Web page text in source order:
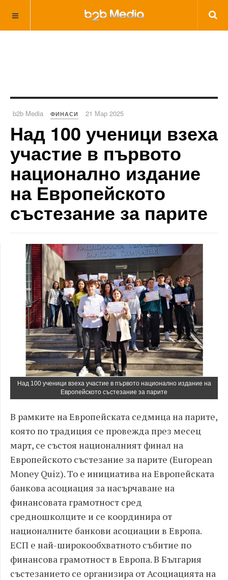
b2b Media ФИНАСИ 21 Мар 2025
Над 100 ученици взеха
участие в първото
национално издание
на Европейското
състезание за парите
Над 100 ученици взеха участие в първото национално издание на
Европейското състезание за парите
В рамките на Европейската седмица на парите,
която по традиция се провежда през месец
март, се състоя националният финал на
Европейското състезание за парите (European
Money Quiz). То е инициатива на Европейската
банкова асоциация за насърчаване на
финансовата грамотност сред
средношколците и се координира от
националните банкови асоциации в Европа.
ЕСП е най-широкообхватното събитие по
финансова грамотност в Европа. В България
състезанието се организира от Асоциацията на